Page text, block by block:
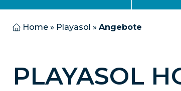
Home » Playasol » Angebote
PLAYASOL